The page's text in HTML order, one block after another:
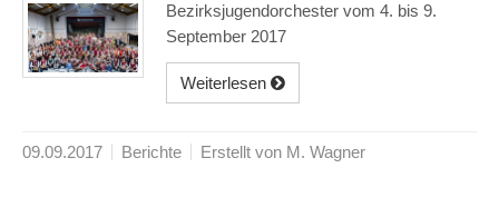
Bezirksjugendorchester vom 4. bis 9.
September 2017
Weiterlesen
09.09.2017 Berichte Erstellt von M. Wagner